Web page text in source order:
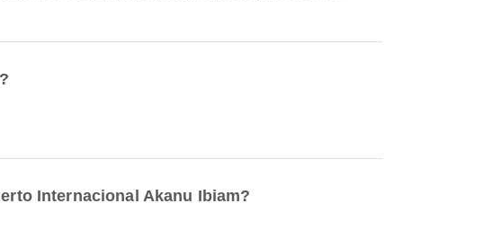
Internacional Akanu Ibiam?